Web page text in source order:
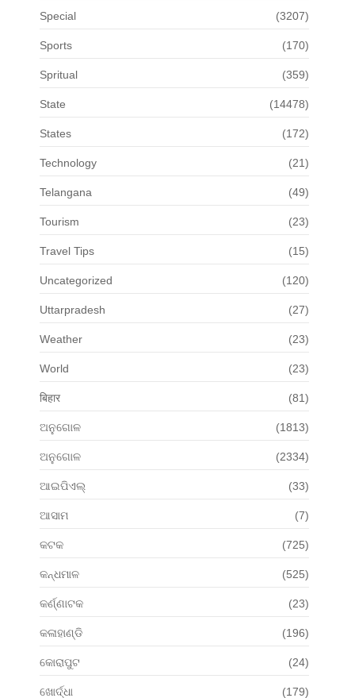
Special (3207)
Sports (170)
Spritual (359)
State (14478)
States (172)
Technology (21)
Telangana (49)
Tourism (23)
Travel Tips (15)
Uncategorized (120)
Uttarpradesh (27)
Weather (23)
World (23)
बिहार (81)
ଅନୁଗୋଳ (1813)
ଅନୁଗୋଳ (2334)
ଆଇପିଏଲ୍ (33)
ଆସାମ (7)
କଟକ (725)
କନ୍ଧମାଳ (525)
କର୍ଣ୍ଣାଟକ (23)
କଳାହାଣ୍ଡି (196)
କୋରାପୁଟ (24)
ଖୋର୍ଦ୍ଧା (179)